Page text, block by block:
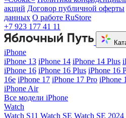
акций Договор публичной оферты
данных О работе RuStore
+7 923 177 41 11
iPhone
iPhone 13 iPhone 14 iPhone 14 Plus
iPhone 16 iPhone 16 Plus iPhone 16
16e iPhone 17 iPhone 17 Pro iPhone
iPhone Air
Все модели iPhone
Watch
Watch S11 Watch SE Watch SE 2024